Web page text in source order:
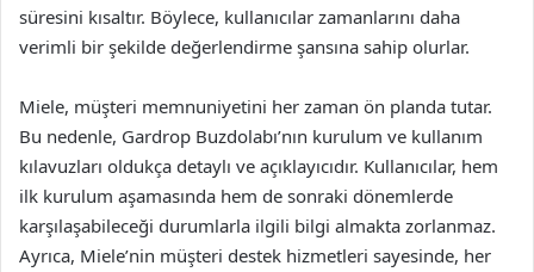
süresini kısaltır. Böylece, kullanıcılar zamanlarını daha
verimli bir şekilde değerlendirme şansına sahip olurlar.
Miele, müşteri memnuniyetini her zaman ön planda tutar.
Bu nedenle, Gardrop Buzdolabı’nın kurulum ve kullanım
kılavuzları oldukça detaylı ve açıklayıcıdır. Kullanıcılar, hem
ilk kurulum aşamasında hem de sonraki dönemlerde
karşılaşabileceği durumlarla ilgili bilgi almakta zorlanmaz.
Ayrıca, Miele’nin müşteri destek hizmetleri sayesinde, her